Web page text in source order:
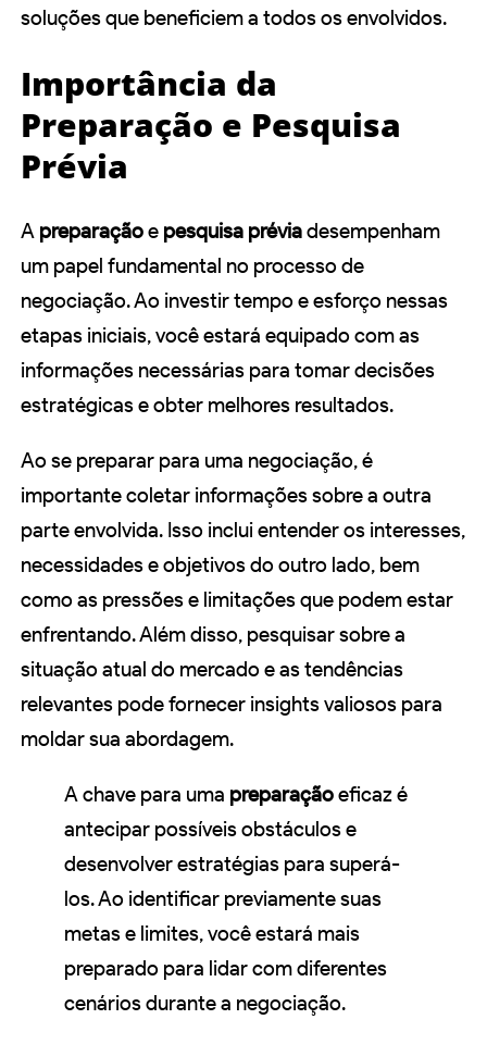
soluções que beneficiem a todos os envolvidos.
Importância da
Preparação e Pesquisa
Prévia
A preparaçãoe pesquisa préviadesempenham
um papel fundamental no processo de
negociação. Ao investir tempo e esforço nessas
etapas iniciais, você estará equipado com as
informações necessárias para tomar decisões
estratégicas e obter melhores resultados.
Ao se preparar para uma negociação, é
importante coletar informações sobre a outra
parte envolvida. Isso inclui entender os interesses,
necessidades e objetivos do outro lado, bem
como as pressões e limitações que podem estar
enfrentando. Além disso, pesquisar sobre a
situação atual do mercado e as tendências
relevantes pode fornecer insights valiosos para
moldar sua abordagem.
A chave para uma preparaçãoeficaz é
antecipar possíveis obstáculos e
desenvolver estratégias para superá-
los. Ao identificar previamente suas
metas e limites, você estará mais
preparado para lidar com diferentes
cenários durante a negociação.